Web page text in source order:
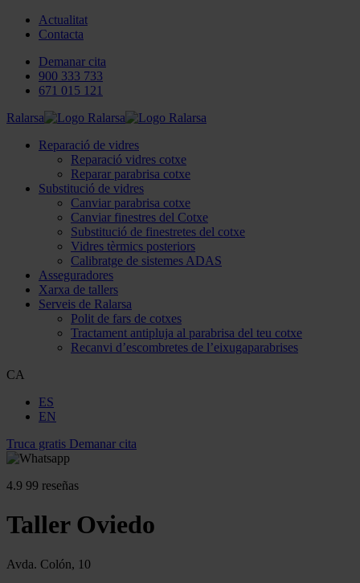
Actualitat
Contacta
Demanar cita
900 333 733
671 015 121
Ralarsa
Reparació de vidres
Reparació vidres cotxe
Reparar parabrisa cotxe
Substitució de vidres
Canviar parabrisa cotxe
Canviar finestres del Cotxe
Substitució de finestretes del cotxe
Vidres tèrmics posteriors
Calibratge de sistemes ADAS
Asseguradores
Xarxa de tallers
Serveis de Ralarsa
Polit de fars de cotxes
Tractament antipluja al parabrisa del teu cotxe
Recanvi d’escombretes de l’eixugaparabrises
CA
ES
EN
Truca gratis Demanar cita
4.9 99 reseñas
Taller Oviedo
Avda. Colón, 10